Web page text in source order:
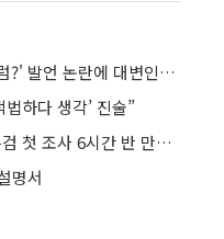
與이지은, '李대통령도 윤석열처럼?' 발언 논란에 대변인직 사퇴
하다 생각’ 진술”
윤석열 ‘계엄 정당화 지시’ 종합특검 첫 조사 6시간 반 만에 종료
명서